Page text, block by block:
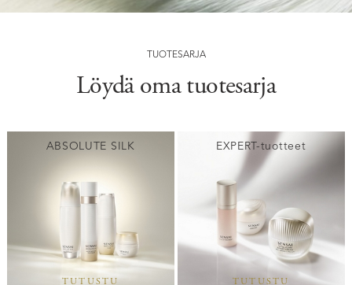
TUOTESARJA
Löydä oma tuotesarja
ABSOLUTE SILK
TUTUSTU
EXPERT-tuotteet
TUTUSTU